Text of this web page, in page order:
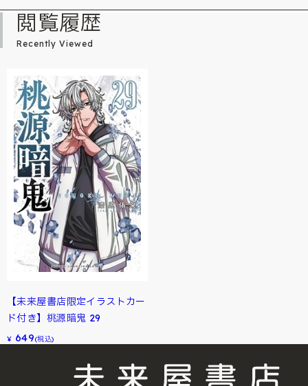
閲覧履歴
Recently Viewed
【未来屋書店限定イラストカー
ド付き】桃源暗鬼 29
¥ 649(税込)